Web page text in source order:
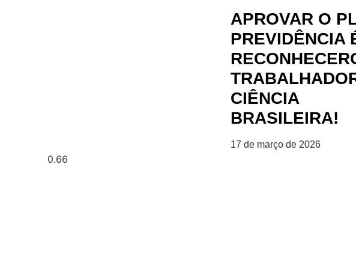
APROVAR O
PREVIDÊNCIA
CIÊNCIA
BRASILEIRA!
17 de março de 2026